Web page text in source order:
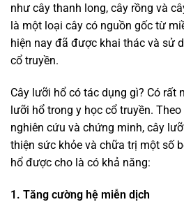
như cây thanh long, cây rồng và
là một loại cây có nguồn gốc từ
hiện nay đã được khai thác và sử
cổ truyền.
Cây lưỡi hổ có tác dụng gì? Có rất
lưỡi hổ trong y học cổ truyền.
nghiên cứu và chứng minh, cây
thiện sức khỏe và chữa trị một số
hổ được cho là có khả năng:
1. Tăng cường hệ miễn dịch